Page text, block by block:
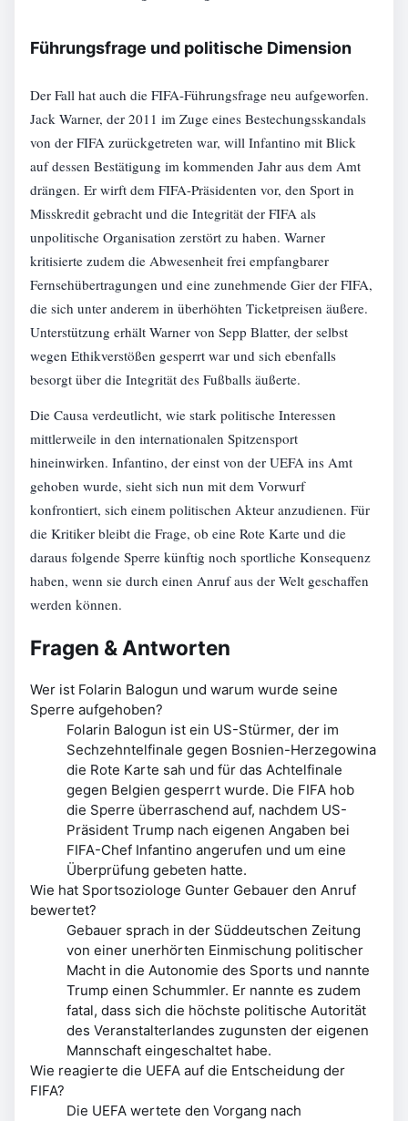
Führungsfrage und politische Dimension
Der Fall hat auch die FIFA-Führungsfrage neu aufgeworfen.
Jack Warner, der 2011 im Zuge eines Bestechungsskandals
von der FIFA zurückgetreten war, will Infantino mit Blick
auf dessen Bestätigung im kommenden Jahr aus dem Amt
drängen. Er wirft dem FIFA-Präsidenten vor, den Sport in
Misskredit gebracht und die Integrität der FIFA als
unpolitische Organisation zerstört zu haben. Warner
kritisierte zudem die Abwesenheit frei empfangbarer
Fernsehübertragungen und eine zunehmende Gier der FIFA,
die sich unter anderem in überhöhten Ticketpreisen äußere.
Unterstützung erhält Warner von Sepp Blatter, der selbst
wegen Ethikverstößen gesperrt war und sich ebenfalls
besorgt über die Integrität des Fußballs äußerte.
Die Causa verdeutlicht, wie stark politische Interessen
mittlerweile in den internationalen Spitzensport
hineinwirken. Infantino, der einst von der UEFA ins Amt
gehoben wurde, sieht sich nun mit dem Vorwurf
konfrontiert, sich einem politischen Akteur anzudienen. Für
die Kritiker bleibt die Frage, ob eine Rote Karte und die
daraus folgende Sperre künftig noch sportliche Konsequenz
haben, wenn sie durch einen Anruf aus der Welt geschaffen
werden können.
Fragen & Antworten
Wer ist Folarin Balogun und warum wurde seine
Sperre aufgehoben?
Folarin Balogun ist ein US-Stürmer, der im
Sechzehntelfinale gegen Bosnien-Herzegowina
die Rote Karte sah und für das Achtelfinale
gegen Belgien gesperrt wurde. Die FIFA hob
die Sperre überraschend auf, nachdem US-
Präsident Trump nach eigenen Angaben bei
FIFA-Chef Infantino angerufen und um eine
Überprüfung gebeten hatte.
Wie hat Sportsoziologe Gunter Gebauer den Anruf
bewertet?
Gebauer sprach in der Süddeutschen Zeitung
von einer unerhörten Einmischung politischer
Macht in die Autonomie des Sports und nannte
Trump einen Schummler. Er nannte es zudem
fatal, dass sich die höchste politische Autorität
des Veranstalterlandes zugunsten der eigenen
Mannschaft eingeschaltet habe.
Wie reagierte die UEFA auf die Entscheidung der
FIFA?
Die UEFA wertete den Vorgang nach